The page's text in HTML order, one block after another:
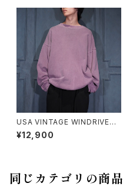
USA VINTAGE WINDRIVER F
ADED DESIGN RIB SWEAT
SHIRT/アメリカ古着フェードデ
¥12,900
同じカテゴリの商品